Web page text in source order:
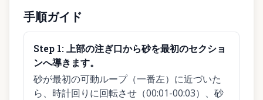
手順ガイド
Step 1: 上部の注ぎ口から砂を最初のセクショ
ンへ導きます。
砂が最初の可動ループ（一番左）に近づいた
ら、時計回りに回転させ（00:01-00:03）、砂